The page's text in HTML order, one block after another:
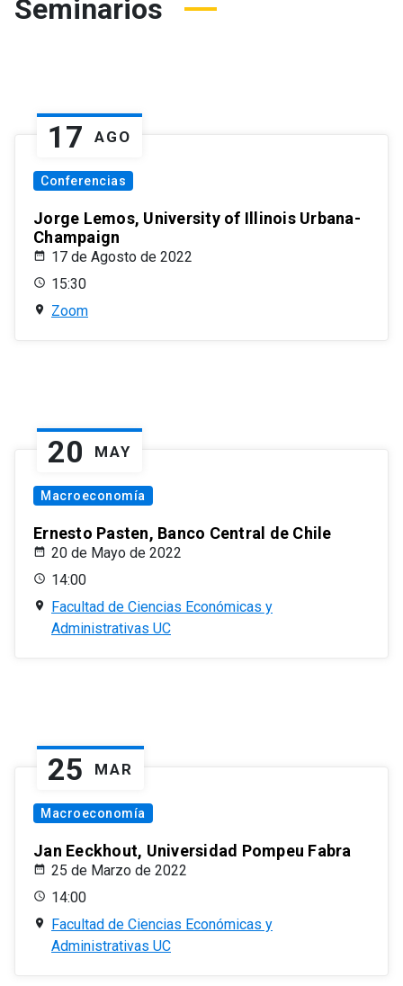
Seminarios
17 AGO
Conferencias
Jorge Lemos, University of Illinois Urbana-
Champaign
17 de Agosto de 2022
15:30
Zoom
20 MAY
Macroeconomía
Ernesto Pasten, Banco Central de Chile
20 de Mayo de 2022
14:00
Facultad de Ciencias Económicas y
Administrativas UC
25 MAR
Macroeconomía
Jan Eeckhout, Universidad Pompeu Fabra
25 de Marzo de 2022
14:00
Facultad de Ciencias Económicas y
Administrativas UC